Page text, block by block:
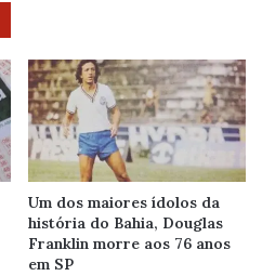
Um dos maiores ídolos da
história do Bahia, Douglas
Franklin morre aos 76 anos
em SP